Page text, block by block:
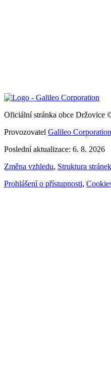
Oficiální stránka obce Držovice
Provozovatel Galileo
Poslední aktualizace: 6. 8. 2026
Změna vzhledu, Struktura stránek
Prohlášení o přístupnosti,